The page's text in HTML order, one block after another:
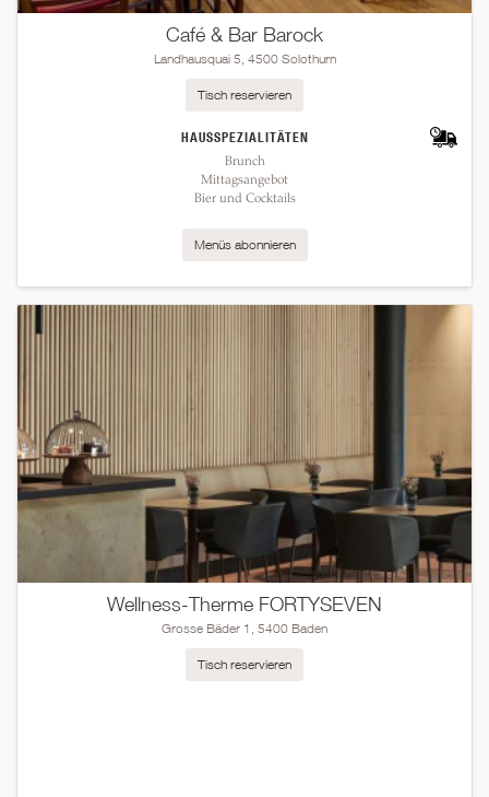
Café & Bar Barock
Landhausquai 5, 4500 Solothurn
HAUSSPEZIALITÄTEN
Brunch
Mittagsangebot
Bier und Cocktails
Menüs abonnieren
Tisch reservieren
Wellness-Therme FORTYSEVEN
Grosse Bäder 1, 5400 Baden
Tisch reservieren